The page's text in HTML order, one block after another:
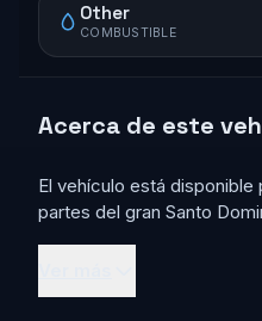
Other
COMBUSTIBLE
Acerca de este
El vehículo está
partes del gran Santo